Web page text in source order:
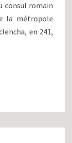
consul romain
la métropole
en 241,